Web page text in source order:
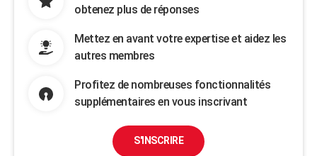
obtenez plus de réponses
Mettez en avant votre expertise et aidez les
autres membres
Profitez de nombreuses fonctionnalités
supplémentaires en vous inscrivant
S'INSCRIRE